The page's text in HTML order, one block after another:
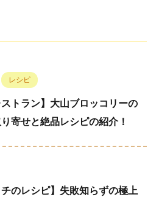
レシピ
ストラン】大山ブロッコリーの
寄せと絶品レシピの紹介！
チのレシピ】失敗知らずの極上